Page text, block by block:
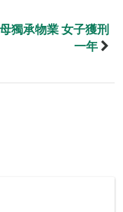
獨承物業 女子獲刑
一年